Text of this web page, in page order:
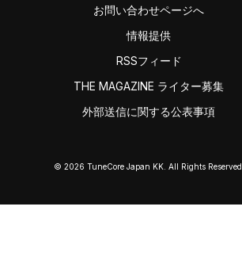
お問い合わせページへ
情報提供
RSSフィード
THE MAGAZINE ライター募集
外部送信に関する公表事項
© 2026 TuneCore Japan KK. All Rights Reserved.